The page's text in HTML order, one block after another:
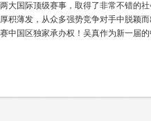
大国际顶级赛事，取得了非常不错的
积薄发，从众多强势竞争对手中脱颖
中国区独家承办权！吴真作为新一届